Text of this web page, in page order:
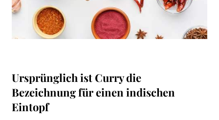
Ursprünglich ist Curry die
Bezeichnung für einen indischen
Eintopf